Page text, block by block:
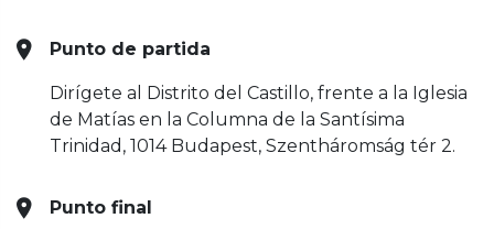
Punto de partida
Dirígete al Distrito del Castillo, frente a la Iglesia
de Matías en la Columna de la Santísima
Trinidad, 1014 Budapest, Szentháromság tér 2.
Punto final